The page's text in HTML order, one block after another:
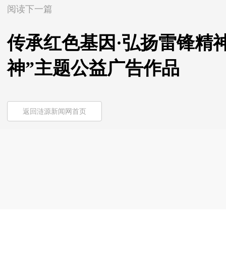
阅读下一篇
传承红色基因·弘扬雷锋精
神”主题公益广告作品
返回涟源新闻网首页